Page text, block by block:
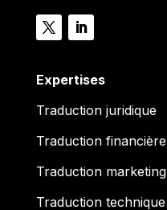
Expertises
Traduction juridique
Traduction financière
Traduction marketing
Traduction technique